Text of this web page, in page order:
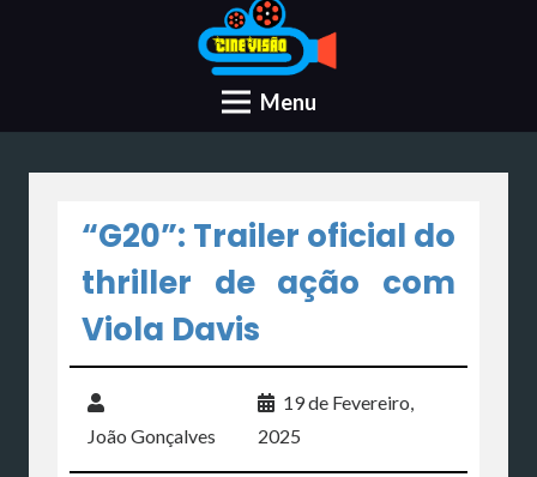
Menu
“G20”: Trailer oficial do
thriller de ação com
Viola Davis
João Gonçalves
19 de Fevereiro,
2025